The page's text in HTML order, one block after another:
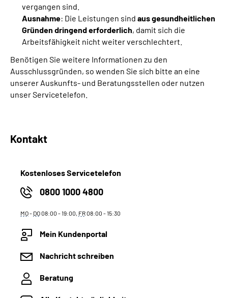
vergangen sind.
Ausnahme: Die Leistungen sind aus gesundheitlichen
Gründen dringend erforderlich, damit sich die
Arbeitsfähigkeit nicht weiter verschlechtert.
Benötigen Sie weitere Informationen zu den
Ausschlussgründen, so wenden Sie sich bitte an eine
unserer Auskunfts- und Beratungsstellen oder nutzen
unser Servicetelefon.
Kontakt
Kostenloses Servicetelefon
0800 1000 4800
MO- DO08:00 - 19:00, FR08:00 - 15:30
Mein Kundenportal
Nachricht schreiben
Beratung